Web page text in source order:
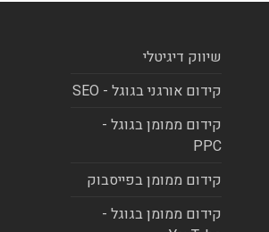
שיווק דיגיטלי
קידום אורגני בגוגל - SEO
קידום ממומן בגוגל -
PPC
קידום ממומן בפייסבוק
קידום ממומן בגוגל -